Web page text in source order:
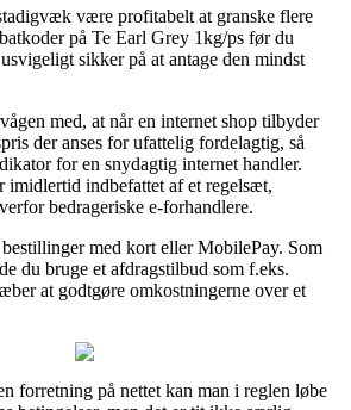
være profitabelt at granske flere
på Te Earl Grey 1kg/ps før du
sikker på at antage den mindst
med, at når en internet shop tilbyder
der anses for ufattelig fordelagtig, så
for en snydagtig internet handler.
imidlertid indbefattet af et regelsæt,
bedrageriske e-forhandlere.
med kort eller MobilePay. Som
du bruge et afdragstilbud som f.eks.
at godtgøre omkostningerne over et
forretning på nettet kan man i reglen løbe